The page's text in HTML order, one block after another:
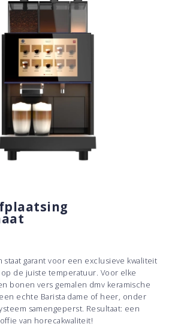
garant voor een exclusieve kwaliteit
de juiste temperatuur. Voor elke
bonen vers gemalen dmv keramische
echte Barista dame of heer, onder
samengeperst. Resultaat: een
van horecakwaliteit!